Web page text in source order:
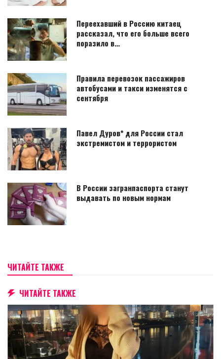
Переехавший в Россию китаец
рассказал, что его больше всего
поразило в…
Правила перевозок пассажиров
автобусами и такси изменятся с
сентября
Павел Дуров* для России стал
экстремистом и террористом
В России загранпаспорта станут
выдавать по новым нормам
ЧИТАЙТЕ ТАКЖЕ
ЧИТАЙТЕ ТАКЖЕ